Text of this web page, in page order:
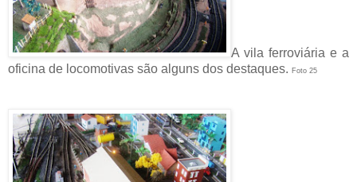
A vila ferroviária e a
oficina de locomotivas são alguns dos destaques. Foto 25